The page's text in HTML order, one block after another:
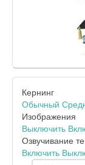
Кернинг
Обычный
Изображения
Выключить
Озвучивание
Включить